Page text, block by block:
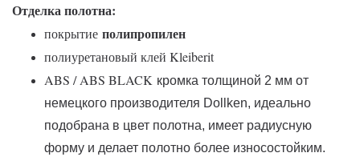
Отделка полотна:
покрытие полипропилен
полиуретановый клей Kleiberit
ABS / ABS BLACK кромка толщиной 2 мм от
немецкого производителя Dollken, идеально
подобрана в цвет полотна, имеет радиусную
форму и делает полотно более износостойким.